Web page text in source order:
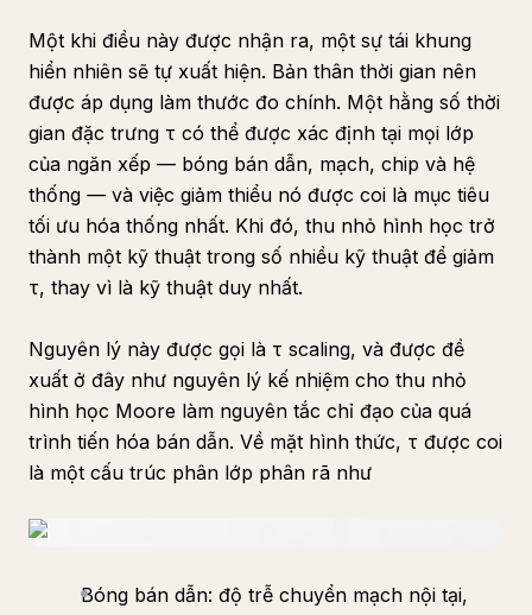
Một khi điều này được nhận ra, một sự tái khung
hiển nhiên sẽ tự xuất hiện. Bản thân thời gian nên
được áp dụng làm thước đo chính. Một hằng số thời
gian đặc trưng τ có thể được xác định tại mọi lớp
của ngăn xếp — bóng bán dẫn, mạch, chip và hệ
thống — và việc giảm thiểu nó được coi là mục tiêu
tối ưu hóa thống nhất. Khi đó, thu nhỏ hình học trở
thành một kỹ thuật trong số nhiều kỹ thuật để giảm
τ, thay vì là kỹ thuật duy nhất.
Nguyên lý này được gọi là τ scaling, và được đề
xuất ở đây như nguyên lý kế nhiệm cho thu nhỏ
hình học Moore làm nguyên tắc chỉ đạo của quá
trình tiến hóa bán dẫn. Về mặt hình thức, τ được coi
là một cấu trúc phân lớp phân rã như
Bóng bán dẫn: độ trễ chuyển mạch nội tại,